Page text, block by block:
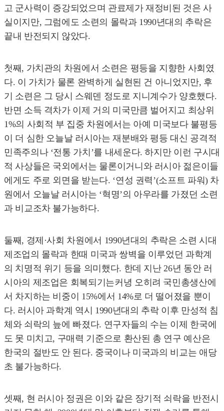
고 군사력이 증강되었으며 관료제가 재정비된 것은 사
실이지만, 그럼에도 소련의 몰락과 1990년대의 추락은
끝내 반전되지 않았다.
첫째, 가치관의 차원에서 소련은 평등을 지향한 사회였
다. 이 가치가 물론 완벽하게 실현된 건 아니었지만, 후
기 소련은 그 당시 스웨덴 정도로 지니계수가 양호했다.
반면 소득 격차가 이제 거의 미국만큼 벌어지고 최상위
1%의 사회적 부 집중 차원에서는 아예 미국보다 불평등
이 더 심한 오늘날 러시아는 재분배와 평등 대신 공격적
민족주의나 ‘전통 가치’를 내세운다. 하지만 이런 구시대
적 사상들은 국외에서는 물론이거니와 러시아 젊은이들
에게도 주로 외면을 받는다. ‘연성 권력’(소프트 파워) 차
원에서 오늘날 러시아는 ‘혁명’의 아우라를 가졌던 소련
과 비교조차 불가능하다.
둘째, 경제·사회 차원에서 1990년대의 추락은 소련 시대
제조업의 몰락과 한때 미국과 쌍벽을 이루었던 과학계
의 치명적 위기 등을 의미했다. 한데 지난 26년 동안 러
시아의 제조업은 회복되기는커녕 오히려 국민총생산에
서 차지하는 비중이 15%에서 14%로 더 떨어졌을 뿐이
다. 러시아 과학계 역시 1990년대의 추락 이후 만성적 침
체와 쇠락의 늪에 빠졌다. 연구자들의 수는 이제 한국에
도 못 미치고, 구매력 기준으로 환산된 총 연구 예산은
한국의 절반도 안 된다. 중국이나 미국과의 비교는 애당
초 불가능하다.
셋째, 현 러시아 정권은 이와 같은 장기적 쇠락을 반전시